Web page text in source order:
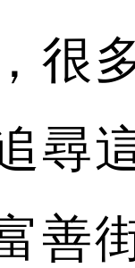
很
尋
善